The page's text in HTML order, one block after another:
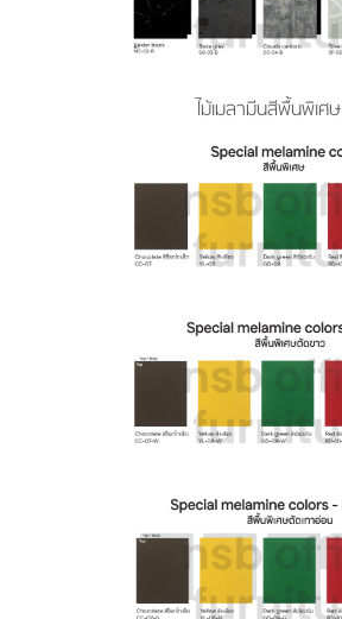
ไม้เมลามีนสีพื้นพิเศษ